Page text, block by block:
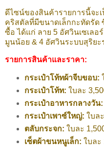
ดีไซน์ของสินค้ารายการนี้จะ
คริสตัลที่มีขนาดเล็กกะทัดรัด
ซื้อ ได้แก่ ลาย 5 อัศวินเซเลอ
มูนน้อย & 4 อัศวินระบบสุริยะ
รายการสินค้าและราคา:
กระเป๋าโท้ทผ้าจีบขอบ:
กระเป๋าโท้ท: ใบละ
กระเป๋าอาหารกลางวัน:
กระเป๋าเพาซ์ใหญ่: ใบล
ตลับกระจก: ใบละ
เซ็ตผ้าขนหนูเล็ก: ใบละ